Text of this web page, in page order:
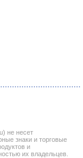
не несет
знаки и торговые
и
их владельцев.